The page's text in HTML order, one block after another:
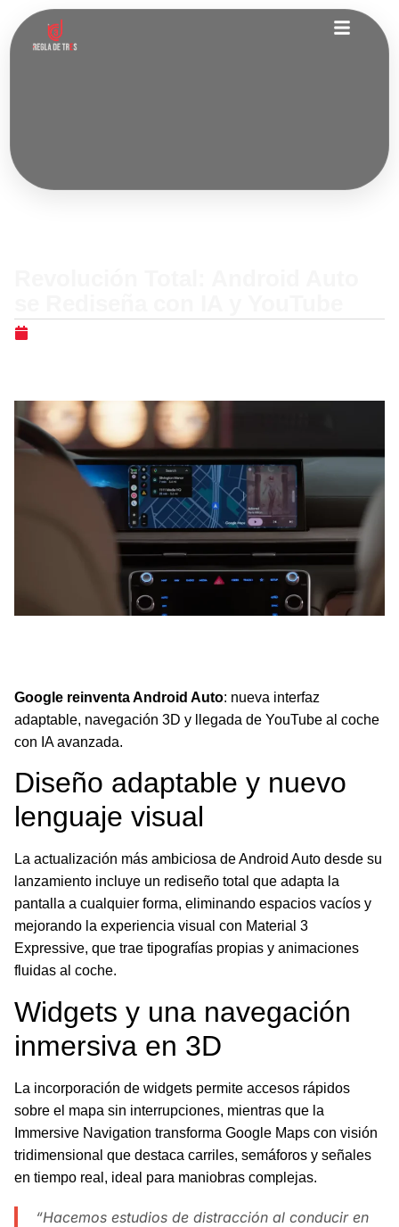
Google reinventa Android Auto: nueva interfaz
adaptable, navegación 3D y llegada de YouTube al coche
con IA avanzada.
Diseño adaptable y nuevo
lenguaje visual
La actualización más ambiciosa de Android Auto desde su
lanzamiento incluye un rediseño total que adapta la
pantalla a cualquier forma, eliminando espacios vacíos y
mejorando la experiencia visual con Material 3
Expressive, que trae tipografías propias y animaciones
fluidas al coche.
Widgets y una navegación
inmersiva en 3D
La incorporación de widgets permite accesos rápidos
sobre el mapa sin interrupciones, mientras que la
Immersive Navigation transforma Google Maps con visión
tridimensional que destaca carriles, semáforos y señales
en tiempo real, ideal para maniobras complejas.
“Hacemos estudios de distracción al conducir en